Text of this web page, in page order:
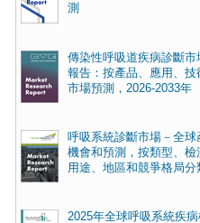
測
傳染性呼吸道疾病診斷
報告：按產品、應用、
市場預測，2026-2033年
呼吸系統診斷市場－全球
機會和預測，按類型、
用途、地區和競爭格局分
2025年全球呼吸系統疾